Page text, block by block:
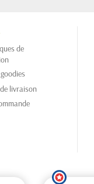
de
livraison